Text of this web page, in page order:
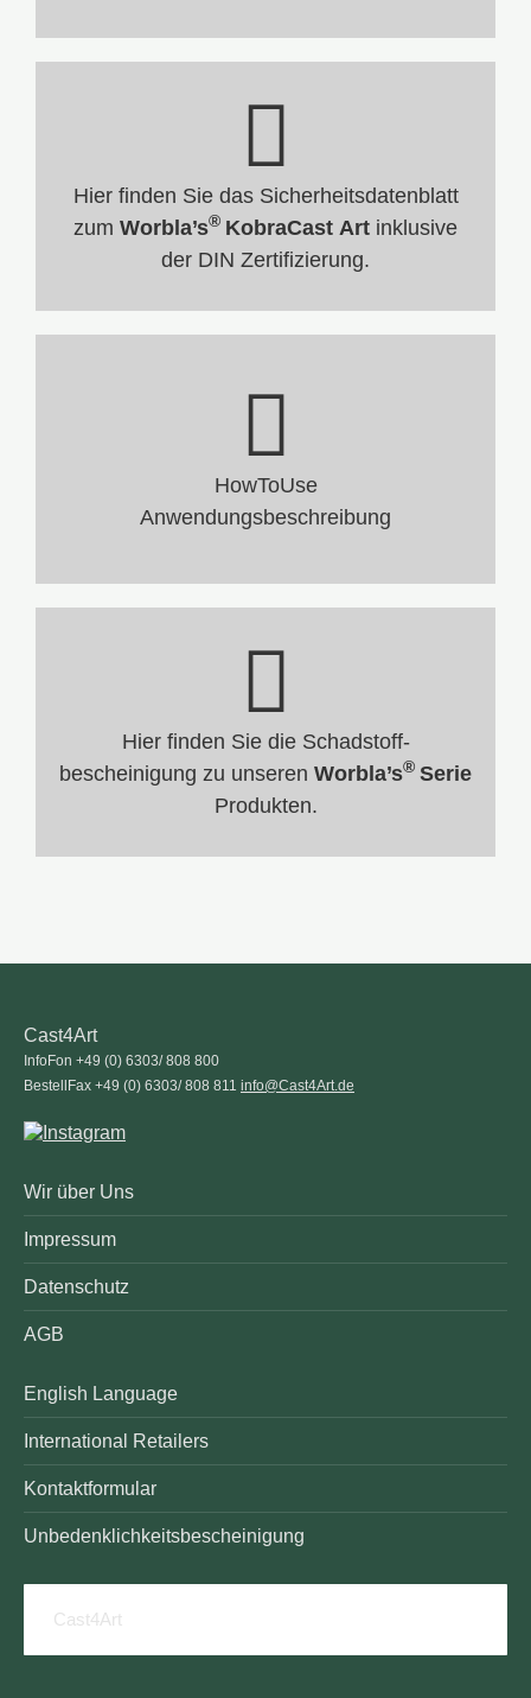
Hier finden Sie das Sicherheitsdatenblatt
zum Worbla’s® KobraCast Art inklusive
der DIN Zertifizierung.
HowToUse
Anwendungsbeschreibung
Hier finden Sie die Schadstoff-
bescheinigung zu unseren Worbla’s® Serie
Produkten.
Cast4Art
InfoFon +49 (0) 6303/ 808 800
BestellFax +49 (0) 6303/ 808 811 info@Cast4Art.de
Wir über Uns
Impressum
Datenschutz
AGB
English Language
International Retailers
Kontaktformular
Unbedenklichkeitsbescheinigung
Cast4Art